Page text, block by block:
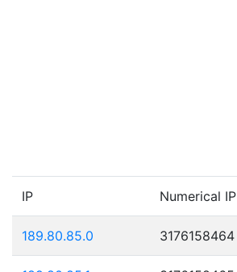
IP Numerical IP
189.80.85.0 3176158464